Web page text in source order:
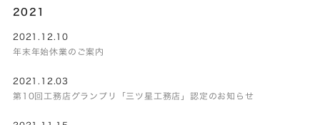
2021
2021.12.10
年末年始休業のご案内
2021.12.03
第10回工務店グランプリ「三ツ星工務店」認定のお知らせ